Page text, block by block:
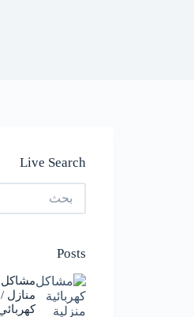
Live Search
No
results
Posts
مشاكل